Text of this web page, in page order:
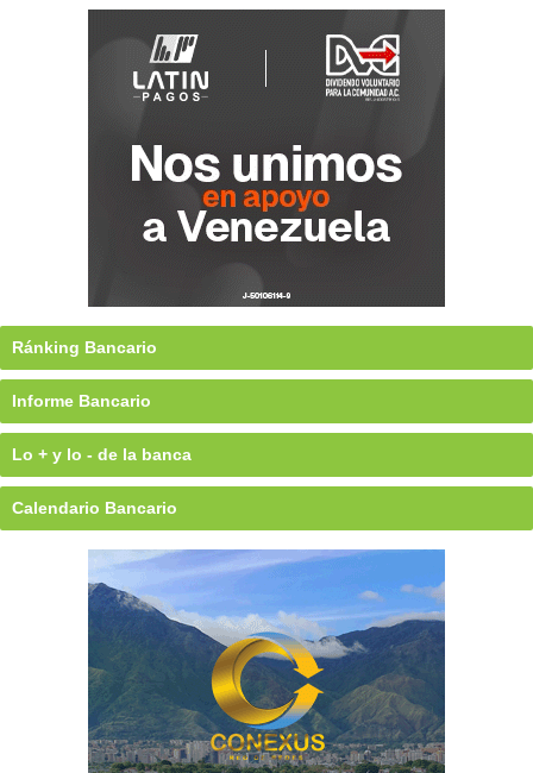
Ránking Bancario
Informe Bancario
Lo + y lo - de la banca
Calendario Bancario